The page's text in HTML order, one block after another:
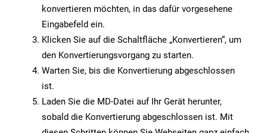
konvertieren möchten, in das dafür vorgesehene
Eingabefeld ein.
Klicken Sie auf die Schaltfläche „Konvertieren“, um
den Konvertierungsvorgang zu starten.
Warten Sie, bis die Konvertierung abgeschlossen
ist.
Laden Sie die MD-Datei auf Ihr Gerät herunter,
sobald die Konvertierung abgeschlossen ist. Mit